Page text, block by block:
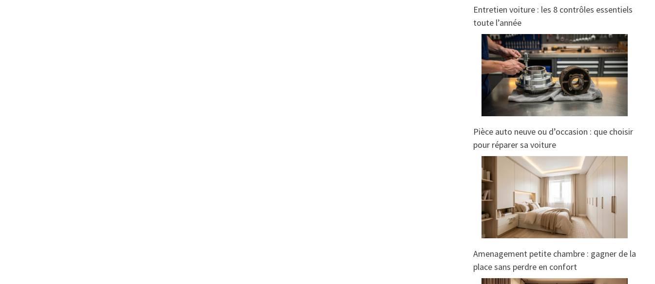
Entretien voiture : les 8 contrôles essentiels
toute l’année
Pièce auto neuve ou d’occasion : que choisir
pour réparer sa voiture
Amenagement petite chambre : gagner de la
place sans perdre en confort